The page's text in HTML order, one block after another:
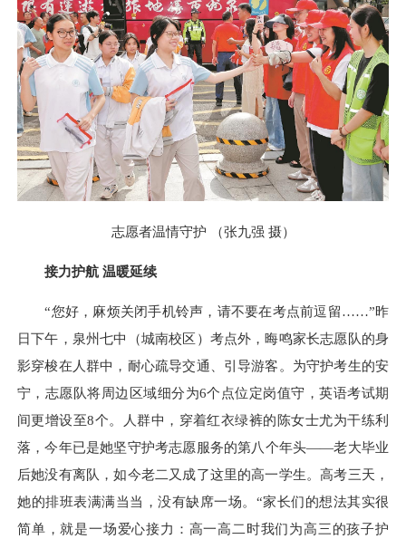
志愿者温情守护 （张九强 摄）
接力护航 温暖延续
“您好，麻烦关闭手机铃声，请不要在考点前逗留……”昨
日下午，泉州七中（城南校区）考点外，晦鸣家长志愿队的身
影穿梭在人群中，耐心疏导交通、引导游客。为守护考生的安
宁，志愿队将周边区域细分为6个点位定岗值守，英语考试期
间更增设至8个。人群中，穿着红衣绿裤的陈女士尤为干练利
落，今年已是她坚守护考志愿服务的第八个年头——老大毕业
后她没有离队，如今老二又成了这里的高一学生。高考三天，
她的排班表满满当当，没有缺席一场。“家长们的想法其实很
简单，就是一场爱心接力：高一高二时我们为高三的孩子护